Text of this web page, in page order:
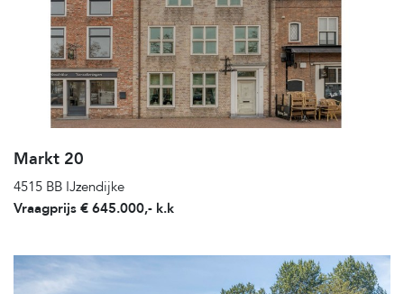
Markt 20
4515 BB IJzendijke
Vraagprijs € 645.000,- k.k